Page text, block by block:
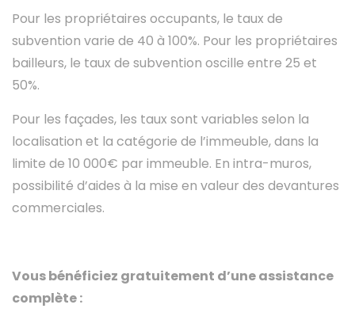
Pour les propriétaires occupants, le taux de
subvention varie de 40 à 100%. Pour les propriétaires
bailleurs, le taux de subvention oscille entre 25 et
50%.
Pour les façades, les taux sont variables selon la
localisation et la catégorie de l’immeuble, dans la
limite de 10 000€ par immeuble. En intra-muros,
possibilité d’aides à la mise en valeur des devantures
commerciales.
Vous bénéficiez gratuitement d’une assistance
complète :